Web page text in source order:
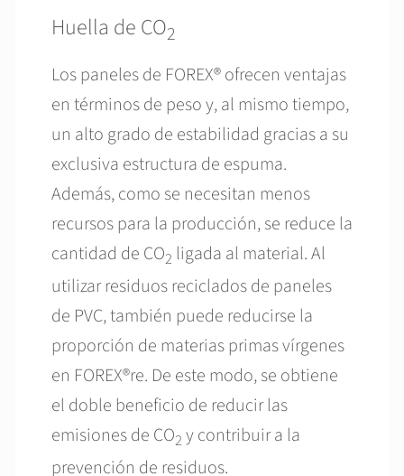
Huella de CO2
Los paneles de FOREX® ofrecen ventajas
en términos de peso y, al mismo tiempo,
un alto grado de estabilidad gracias a su
exclusiva estructura de espuma.
Además, como se necesitan menos
recursos para la producción, se reduce la
cantidad de CO2 ligada al material. Al
utilizar residuos reciclados de paneles
de PVC, también puede reducirse la
proporción de materias primas vírgenes
en FOREX®re. De este modo, se obtiene
el doble beneficio de reducir las
emisiones de CO2y contribuir a la
prevención de residuos.